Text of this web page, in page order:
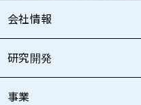
会社情報
研究開発
事業